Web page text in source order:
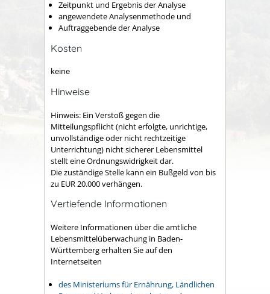
Zeitpunkt und Ergebnis der Analyse
angewendete Analysenmethode und
Auftraggebende der Analyse
Kosten
keine
Hinweise
Hinweis: Ein Verstoß gegen die
Mitteilungspflicht (nicht erfolgte, unrichtige,
unvollständige oder nicht rechtzeitige
Unterrichtung) nicht sicherer Lebensmittel
stellt eine Ordnungswidrigkeit dar.
Die zuständige Stelle kann ein Bußgeld von bis
zu EUR 20.000 verhängen.
Vertiefende Informationen
Weitere Informationen über die amtliche
Lebensmittelüberwachung in Baden-
Württemberg erhalten Sie auf den
Internetseiten
des Ministeriums für Ernährung, Ländlichen